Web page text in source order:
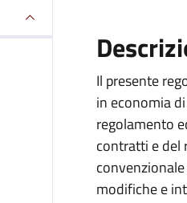
Il presente
in economia
regolamento
contratti e del
modifiche e